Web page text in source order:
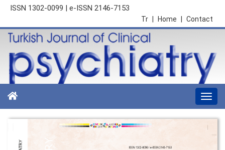
ISSN 1302-0099 | e-ISSN 2146-7153
Contact
Home
Tr